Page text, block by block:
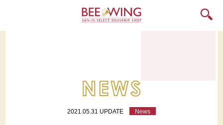
2021.05.31 UPDATE News